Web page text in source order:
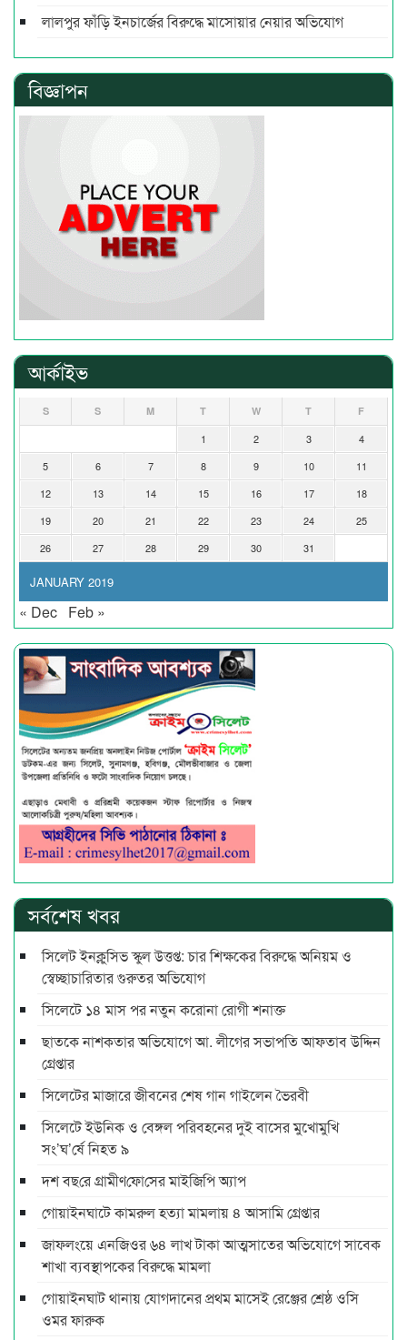
লালপুর ফাঁড়ি ইনচার্জের বিরুদ্ধে মাসোয়ার নেয়ার অভিযোগ
বিজ্ঞাপন
আর্কাইভ
JANUARY 2019
S S M T W T F
1 2 3
4
5
6 7 8 9 10
11
12
13 14 15 16 17
18
19
20 21 22 23 24
25
26
27 28 29 30 31
« Dec Feb »
সর্বশেষ খবর
সিলেট ইনক্লুসিভ স্কুল উত্তপ্ত: চার শিক্ষকের বিরুদ্ধে অনিয়ম ও
স্বেচ্ছাচারিতার গুরুতর অভিযোগ
সিলেটে ১৪ মাস পর নতুন করোনা রোগী শনাক্ত
ছাতকে নাশকতার অভিযোগে আ. লীগের সভাপ‌তি আফতাব উদ্দিন
গ্রেপ্তার
সিলেটের মাজারে জীবনের শেষ গান গাইলেন ভৈরবী
সিলেটে ইউনিক ও বেঙ্গল পরিবহনের দুই বাসের মুখোমুখি
সং’ঘ’র্ষে নিহত ৯
দশ বছ‌রে গ্রামীণ‌ফো‌সের মাইজিপি অ্যাপ
গোয়াইনঘাটে কামরুল হত্যা মামলায় ৪ আসামি গ্রেপ্তার
জাফলংয়ে এনজিওর ৬৪ লাখ টাকা আত্মসাতের অভিযোগে সাবেক
শাখা ব্যবস্থাপকের বিরুদ্ধে মামলা
গোয়াইনঘাট থানায় যোগদানের প্রথম মাসেই রেঞ্জের শ্রেষ্ঠ ওসি
ওমর ফারুক